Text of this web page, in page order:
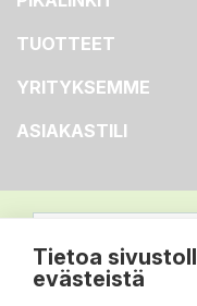
Tietoa
evästeistä
TUOTTEET
YRITYKSEMME
ASIAKASTILI